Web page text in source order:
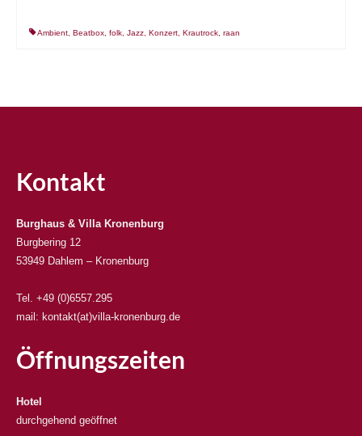
Ambient Beatbox folk Jazz Konzert Krautrock raan
Kontakt
Burghaus & Villa Kronenburg
Burgbering 12
53949 Dahlem – Kronenburg
Tel. +49 (0)6557.295
mail: kontakt(at)villa-kronenburg.de
Öffnungszeiten
Hotel
durchgehend geöffnet